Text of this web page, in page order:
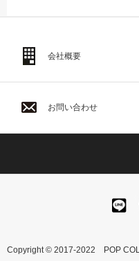
会社概要
お問い合わせ
Copyright © 2017-2022 POP